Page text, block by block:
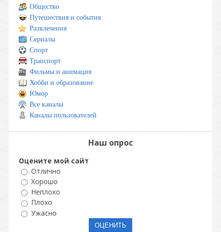
Общество
Путешествия и события
Развлечения
Сериалы
Спорт
Транспорт
Фильмы и анимация
Хобби и образование
Юмор
Все каналы
Каналы пользователей
Наш опрос
Оцените мой сайт
Отлично
Хорошо
Неплохо
Плохо
Ужасно